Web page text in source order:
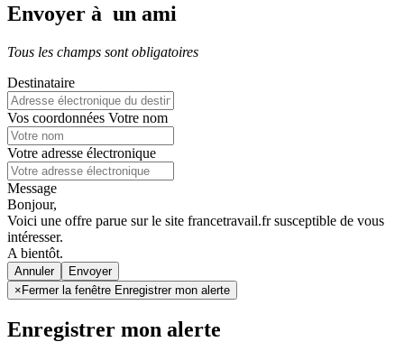
Envoyer à un ami
Tous les champs sont obligatoires
Destinataire
Vos coordonnées Votre nom
Votre adresse électronique
Message
Bonjour,
Voici une offre parue sur le site francetravail.fr susceptible de vous
intéresser.
A bientôt.
Annuler
× Fermer la fenêtre Enregistrer mon alerte
Enregistrer mon alerte